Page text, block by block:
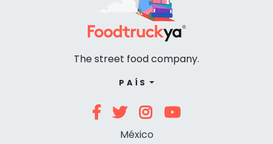
The street food company.
PAÍS
México